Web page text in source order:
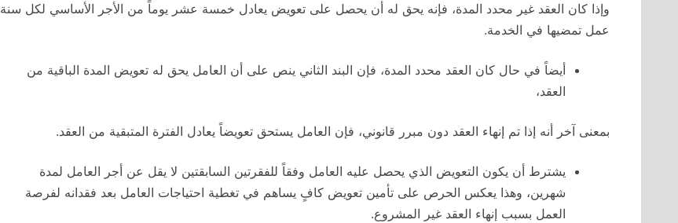
وإذا كان العقد غير محدد المدة، فإنه يحق له أن يحصل على تعويض يعادل خمسة عشر يوماً من الأجر الأساسي لكل سنة
عمل تمضيها في الخدمة.
أيضاً في حال كان العقد محدد المدة، فإن البند الثاني ينص على أن العامل يحق له تعويض المدة الباقية من
العقد،
بمعنى آخر أنه إذا تم إنهاء العقد دون مبرر قانوني، فإن العامل يستحق تعويضاً يعادل الفترة المتبقية من العقد.
يشترط أن يكون التعويض الذي يحصل عليه العامل وفقاً للفقرتين السابقتين لا يقل عن أجر العامل لمدة
شهرين، وهذا يعكس الحرص على تأمين تعويض كافٍ يساهم في تغطية احتياجات العامل بعد فقدانه لفرصة
العمل بسبب إنهاء العقد غير المشروع.